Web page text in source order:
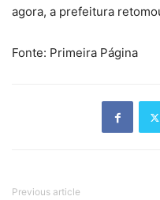
agora, a prefeitura
Fonte: Primeira Página
Previous article